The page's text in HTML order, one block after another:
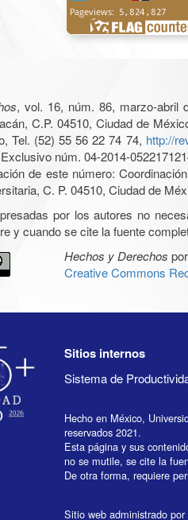
, vol. 16, núm. 86, marzo-abril
C.P. 04510, Ciudad de
Tel. (52) 55 56 22 74 74, http://
núm. 04-2014-
de este número:
C. P. 04510, Ciudad de
por los autores no
y cuando se cite la fuente
Hechos y Derechos por
Creative Commons
Sitios internos
Sistema de
Hecho en México,
reservados 2021.
Esta página y sus
no se mutile, se cite la
De otra forma, requiere
Sitio web administrado